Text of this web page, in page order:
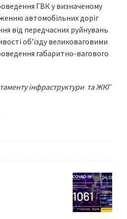
ГВК у визначеному
автомобільних доріг
від передчасних руйнувань
об’їзду великоваговими
габаритно-вагового
інфраструктури та ЖКГ